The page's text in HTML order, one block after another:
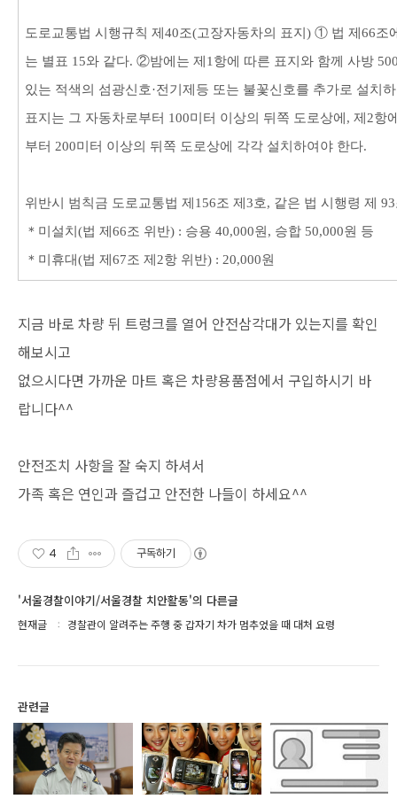
도로교통법 시행규칙 제40조(고장자동차의 표지) ① 법 제66조
는 별표 15와 같다. ②밤에는 제1항에 따른 표지와 함께 사방
있는 적색의 섬광신호·전기제등 또는 불꽃신호를 추가로 설치
표지는 그 자동차로부터 100미터 이상의 뒤쪽 도로상에, 제2항
부터 200미터 이상의 뒤쪽 도로상에 각각 설치하여야 한다.
위반시 범칙금 도로교통법 제156조 제3호, 같은 법 시행령 제
＊미설치(법 제66조 위반) : 승용 40,000원, 승합 50,000원 등
＊미휴대(법 제67조 제2항 위반) : 20,000원
지금 바로 차량 뒤 트렁크를 열어 안전삼각대가 있는지를 확인
해보시고
없으시다면 가까운 마트 혹은 차량용품점에서 구입하시기 바
랍니다^^
안전조치 사항을 잘 숙지 하셔서
가족 혹은 연인과 즐겁고 안전한 나들이 하세요^^
4 구독하기
'서울경찰이야기/서울경찰 치안활동'의 다른글
현재글 경찰관이 알려주는 주행 중 갑자기 차가 멈추었을 때 대처 요령
관련글